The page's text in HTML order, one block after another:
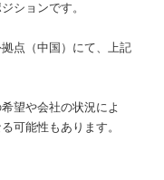
ションです。
点（中国）にて、上記
望や会社の状況によ
可能性もあります。